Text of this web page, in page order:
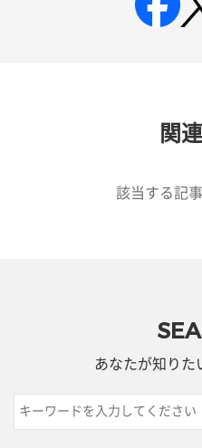
関
該当する記
あなたが知りた